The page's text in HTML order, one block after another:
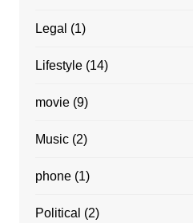
Legal (1)
Lifestyle(14)
movie(9)
Music(2)
phone(1)
Political (2)